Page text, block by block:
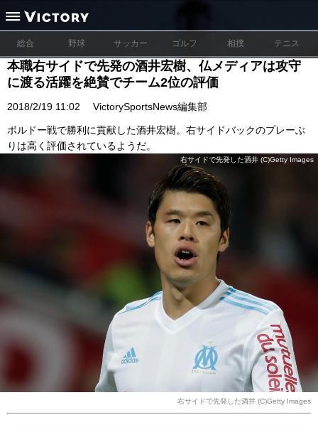
総合 野球 サッカー ゴルフ 相撲 テニス
本職右サイドで先発の酒井宏樹、仏メディアは攻守
に渡る活躍を絶賛でチーム2位の評価
2018/2/19 11:02 VictorySportsNews編集部
ボルドー戦で勝利に貢献した酒井宏樹。右サイドバックのプレーぶ
りは高く評価されているようだ。
右サイドで先発した酒井 (C)Getty Images
右サイドで先発した酒井 (C)Getty Images